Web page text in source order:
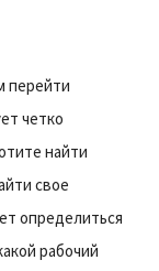
перейти
четко
найти
свое
определиться
рабочий